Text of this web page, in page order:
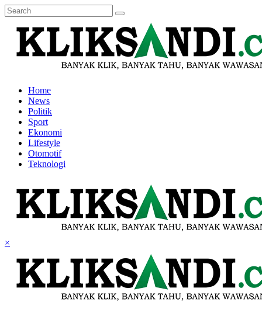
Home
News
Politik
Sport
Ekonomi
Lifestyle
Otomotif
Teknologi
×